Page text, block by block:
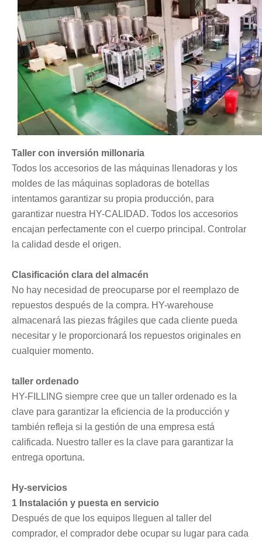
Taller con inversión millonaria
Todos los accesorios de las máquinas llenadoras y los
moldes de las máquinas sopladoras de botellas
intentamos garantizar su propia producción, para
garantizar nuestra HY-CALIDAD. Todos los accesorios
encajan perfectamente con el cuerpo principal. Controlar
la calidad desde el origen.
Clasificación clara del almacén
No hay necesidad de preocuparse por el reemplazo de
repuestos después de la compra. HY-warehouse
almacenará las piezas frágiles que cada cliente pueda
necesitar y le proporcionará los repuestos originales en
cualquier momento.
taller ordenado
HY-FILLING siempre cree que un taller ordenado es la
clave para garantizar la eficiencia de la producción y
también refleja si la gestión de una empresa está
calificada. Nuestro taller es la clave para garantizar la
entrega oportuna.
Hy-servicios
1 Instalación y puesta en servicio
Después de que los equipos lleguen al taller del
comprador, el comprador debe ocupar su lugar para cada